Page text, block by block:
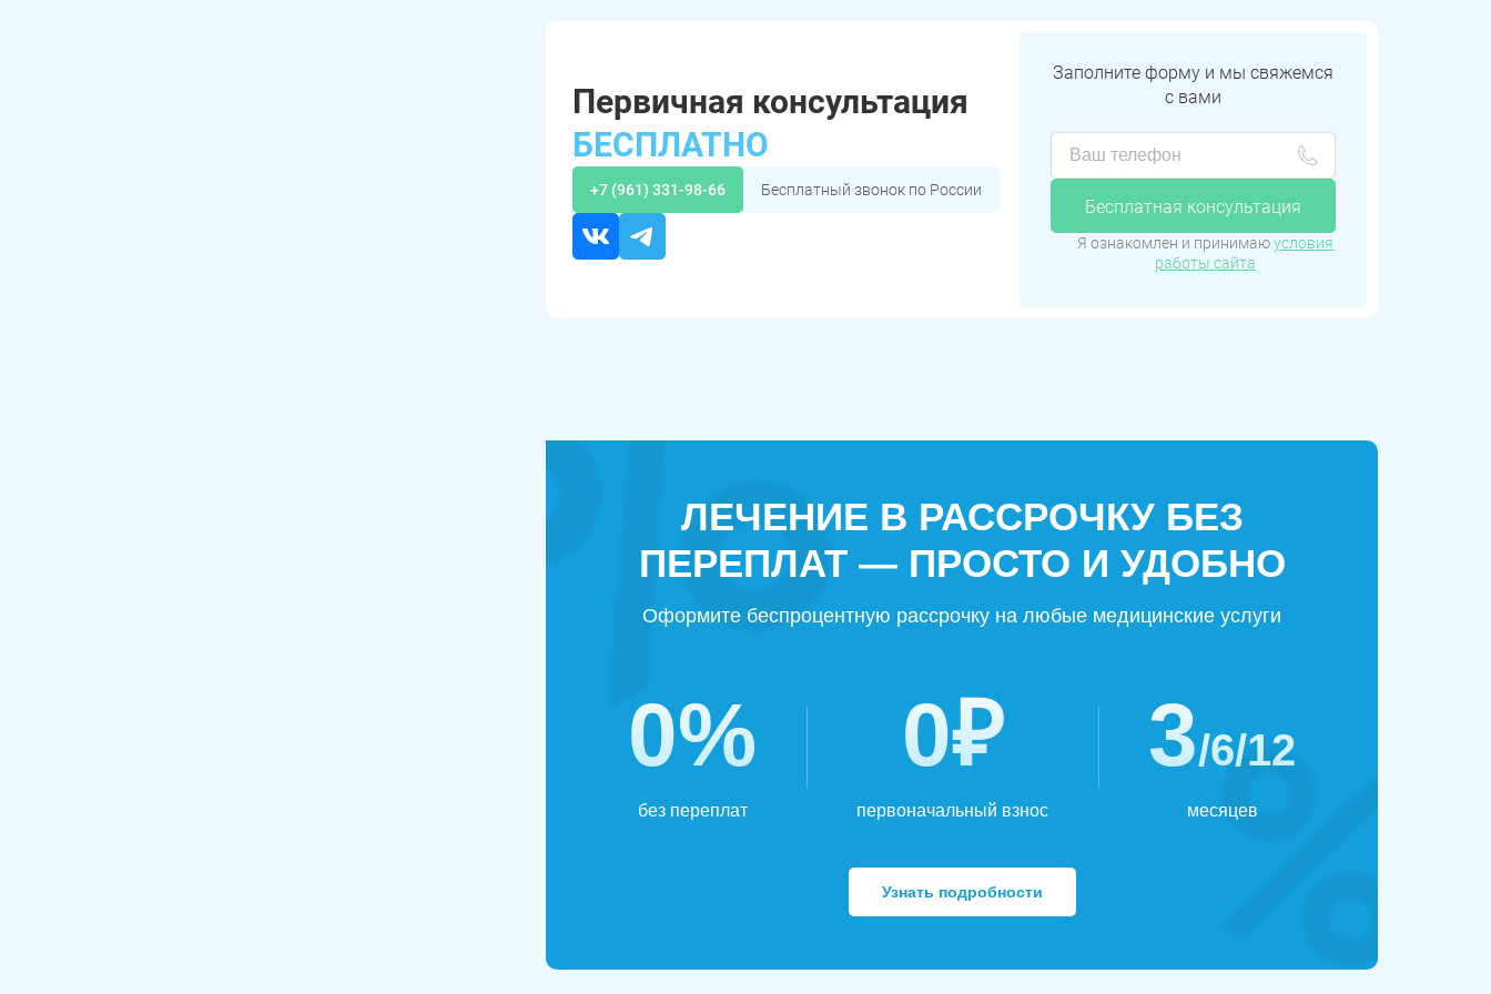
Первичная консультация
БЕСПЛАТНО
+7 (961) 331-98-66 Бесплатный звонок по России
Заполните форму и мы свяжемся
с вами
Бесплатная консультация
Я ознакомлен и принимаюусловия
работы сайта
ЛЕЧЕНИЕ В РАССРОЧКУ БЕЗ
ПЕРЕПЛАТ — ПРОСТО И УДОБНО
Оформите беспроцентную рассрочку на любые медицинские услуги
0%
без переплат
0₽
первоначальный взнос
3/6/12
месяцев
Узнать подробности